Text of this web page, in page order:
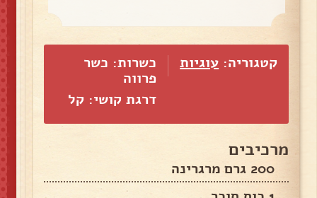
קטגוריה: עוגיות
כשרות: כשר
פרווה
דרגת קושי: קל
מרכיבים
200 גרם מרגרינה